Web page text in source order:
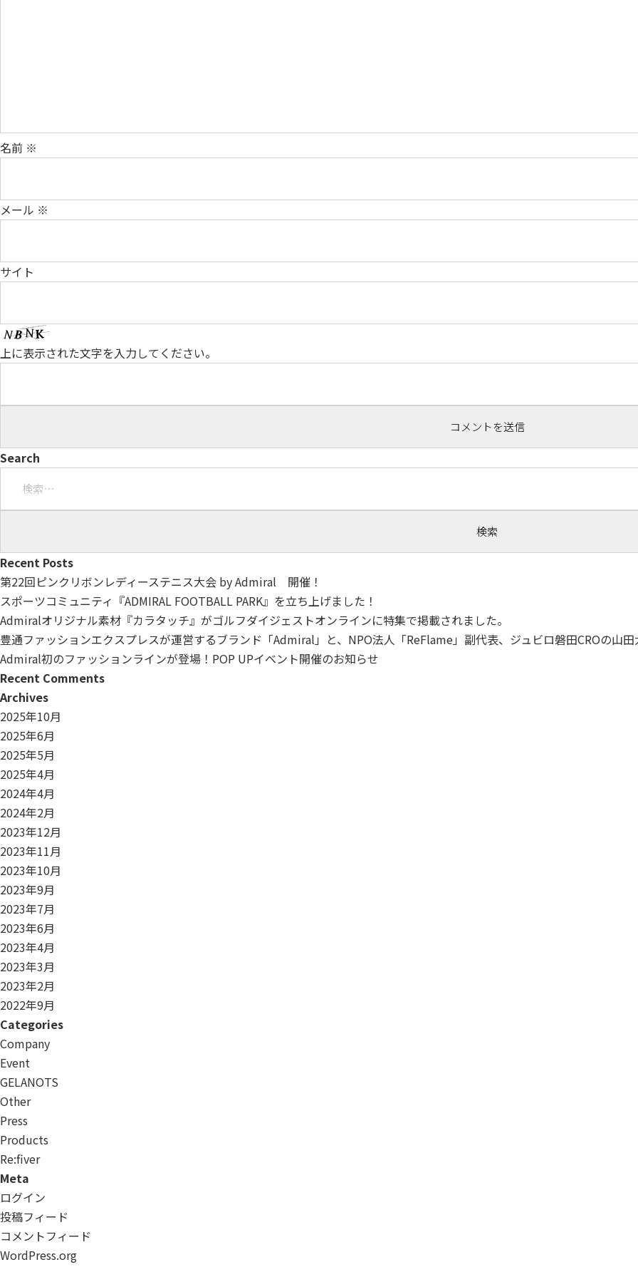
名前 ※
メール ※
サイト
上に表示された文字を入力してください。
Search
Recent Posts
第22回ピンクリボンレディーステニス大会 by Admiral 開催！
スポーツコミュニティ『ADMIRAL FOOTBALL PARK』を立ち上げました！
Admiralオリジナル素材『カラタッチ』がゴルフダイジェストオンラインに特集で掲載されました。
豊通ファッションエクスプレスが運営するブランド「Admiral」と、NPO法人「ReFlame」副代表、ジュビロ磐田CROの山
Admiral初のファッションラインが登場！POP UPイベント開催のお知らせ
Recent Comments
Archives
2025年10月
2025年6月
2025年5月
2025年4月
2024年4月
2024年2月
2023年12月
2023年11月
2023年10月
2023年9月
2023年7月
2023年6月
2023年4月
2023年3月
2023年2月
2022年9月
Categories
Company
Event
GELANOTS
Other
Press
Products
Re:ﬁver
Meta
ログイン
投稿フィード
コメントフィード
WordPress.org